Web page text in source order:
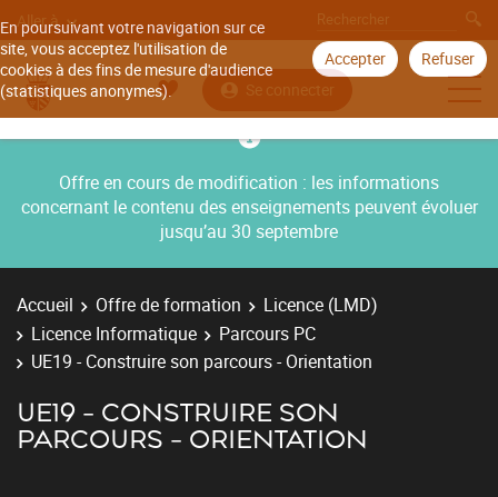
En poursuivant votre navigation sur ce
site, vous acceptez l'utilisation de
cookies à des fins de mesure d'audience
(statistiques anonymes).
Accepter Refuser
Aller à
Se connecter
Offre en cours de modification : les informations
concernant le contenu des enseignements peuvent évoluer
jusqu’au 30 septembre
Accueil Offre de formation
Licence (LMD)
Licence Informatique
Parcours PC
UE19 - Construire son parcours - Orientation
UE19 - CONSTRUIRE SON
PARCOURS - ORIENTATION